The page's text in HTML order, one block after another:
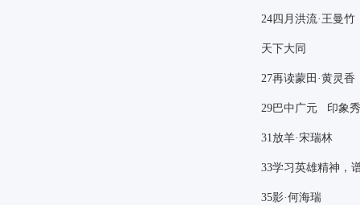
24四月洪流·王曼竹
天下大同
27再读蒙田·黄灵香
29巴中广元 印象
31放羊·宋瑞林
33学习英雄精神，
35影·何海瑞